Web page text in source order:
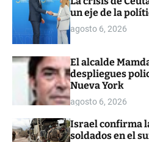
un eje de la
agosto 6, 2026
El alcalde
despliegues
Nueva York
agosto 6, 2026
Israel confirma
soldados en el